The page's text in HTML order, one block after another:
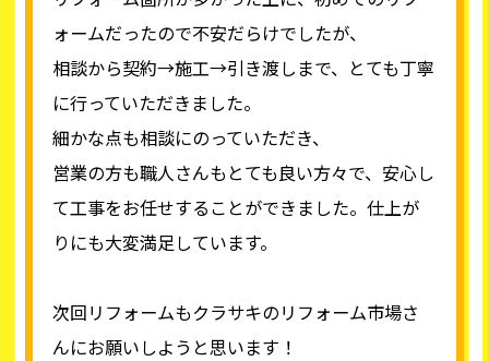
ォームだったので不安だらけでしたが、
相談から契約→施工→引き渡しまで、とても丁寧
に行っていただきました。
細かな点も相談にのっていただき、
営業の方も職人さんもとても良い方々で、安心し
て工事をお任せすることができました。仕上が
りにも大変満足しています。
次回リフォームもクラサキのリフォーム市場さ
んにお願いしようと思います！